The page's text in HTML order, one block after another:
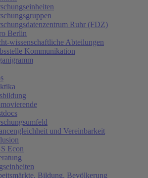
Ruhr (FDZ)
Berlin
wissenschaftliche Abteilungen
Kommunikation
und Vereinbarkeit
Econ
Bildung, Bevölkerung